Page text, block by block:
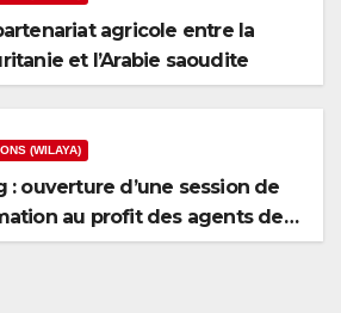
agricole entre la
et l’Arabie saoudite
(WILAYA)
: ouverture d’une session de
au profit des agents de
et des caissiers de